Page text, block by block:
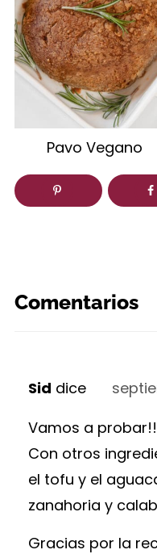
Pavo Vegano
Comentarios
Sid dice
Vamos a
Con otros
el tofu y el
zanahoria y
Gracias por la